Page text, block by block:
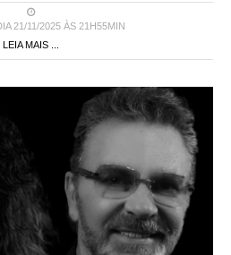
21/11/2025 ÀS 21H55MIN
LEIA MAIS ...